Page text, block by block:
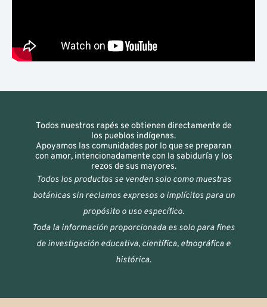
Todos nuestros rapés se obtienen directamente de
los pueblos indígenas.
Apoyamos las comunidades por lo que se preparan
con amor, intencionadamente con la sabiduría y los
rezos de sus mayores.
Todos los productos se venden solo como muestras
botánicas sin reclamos expresos o implícitos para un
propósito o uso específico.
Toda la información proporcionada es solo para fines
de investigación educativa, científica, etnográfica e
histórica.